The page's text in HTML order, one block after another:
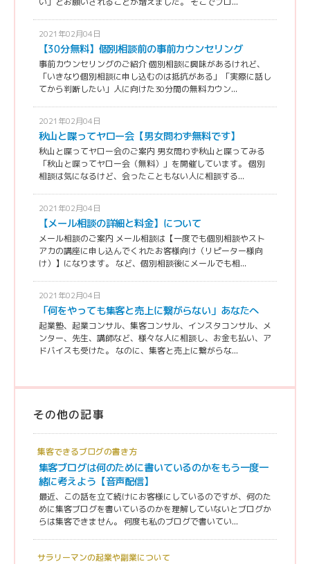
2021年02月04日
【30分無料】個別相談前の事前カウンセリング
事前カウンセリングのご紹介 個別相談に興味があるけれど、
「いきなり個別相談に申し込むのは抵抗がある」「実際に話し
てから判断したい」人に向けた30分間の無料カウン...
2021年02月04日
秋山と喋ってヤロー会【男女問わず無料です】
秋山と喋ってヤロー会のご案内 男女問わず秋山と喋ってみる
「秋山と喋ってヤロー会（無料）」を開催しています。 個別
相談は気になるけど、会ったこともない人に相談する...
2021年02月04日
【メール相談の詳細と料金】について
メール相談のご案内 メール相談は【一度でも個別相談やスト
アカの講座に申し込んでくれたお客様向け（リピーター様向
け）】になります。 など、個別相談後にメールでも相...
2021年02月04日
「何をやっても集客と売上に繋がらない」あなたへ
起業塾、起業コンサル、集客コンサル、インスタコンサル、メ
ンター、先生、講師など、様々な人に相談し、お金も払い、ア
ドバイスも受けた。 なのに、集客と売上に繋がらな...
その他の記事
集客できるブログの書き方
集客ブログは何のために書いているのかをもう一度一
緒に考えよう【音声配信】
最近、この話を立て続けにお客様にしているのですが、何のた
めに集客ブログを書いているのかを理解していないとブログか
らは集客できません。 何度も私のブログで書いてい...
サラリーマンの起業や副業について